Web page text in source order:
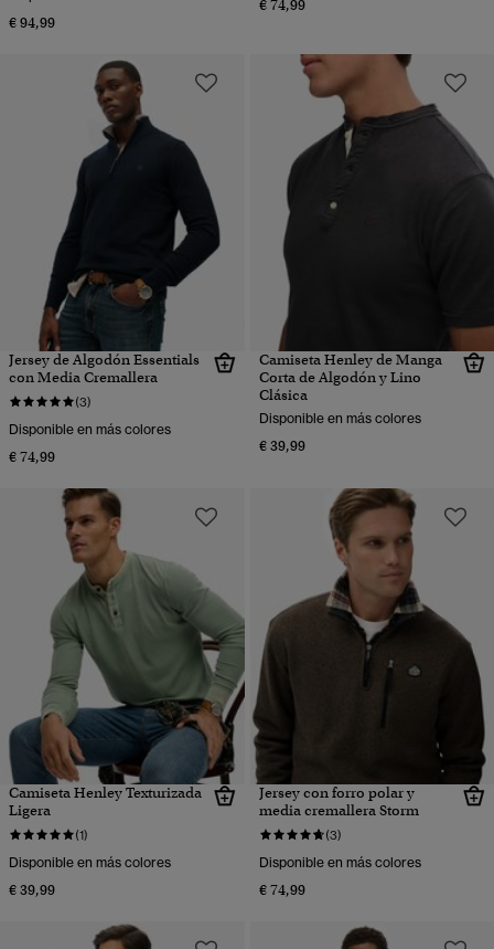
€ 94,99
€ 74,99
Jersey de Algodón Essentials
con Media Cremallera
(3)
Disponible en más colores
€ 74,99
Camiseta Henley de Manga
Corta de Algodón y Lino
Clásica
Disponible en más colores
€ 39,99
Camiseta Henley Texturizada
Ligera
(1)
Disponible en más colores
€ 39,99
Jersey con forro polar y
media cremallera Storm
(3)
Disponible en más colores
€ 74,99